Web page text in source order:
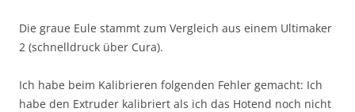
Die graue Eule stammt zum Vergleich aus einem Ultimaker
2 (schnelldruck über Cura).
Ich habe beim Kalibrieren folgenden Fehler gemacht: Ich
habe den Extruder kalibriert als ich das Hotend noch nicht